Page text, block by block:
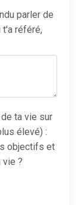
parler de
t'a référé,
ta vie sur
élevé) :
objectifs et
vie ?